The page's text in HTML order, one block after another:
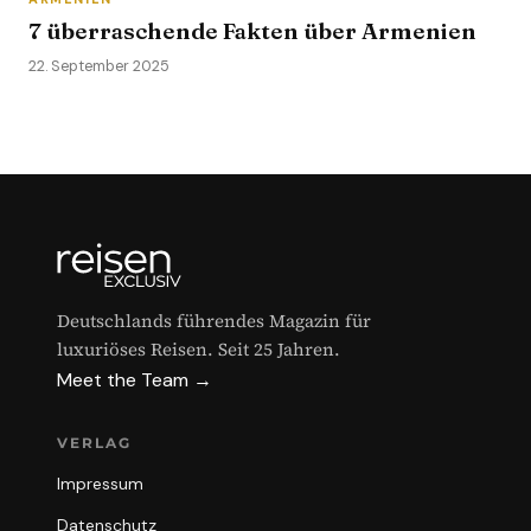
7 überraschende Fakten über Armenien
22. September 2025
Deutschlands führendes Magazin für
luxuriöses Reisen. Seit 25 Jahren.
Meet the Team →
VERLAG
Impressum
Datenschutz